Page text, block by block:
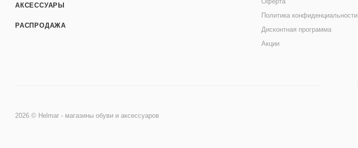
АКСЕССУАРЫ
РАСПРОДАЖА
Политика конфиденциальности
Дисконтная программа
Акции
2026 © Helmar - магазины обуви и аксессуаров